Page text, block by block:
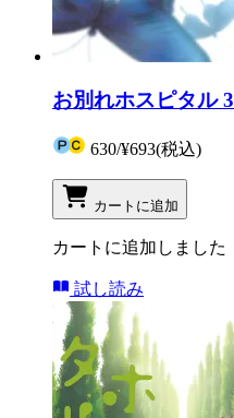
お別れホスピタル 3
630/¥693(税込)
カートに追加
カートに追加しました
試し読み